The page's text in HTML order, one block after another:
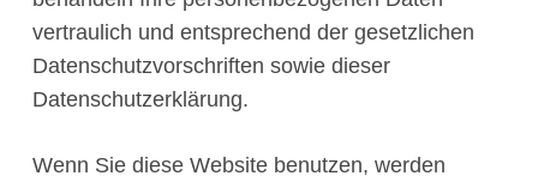
vertraulich und entsprechend der gesetzlichen
Datenschutzvorschriften sowie dieser
Datenschutzerklärung.
Wenn Sie diese Website benutzen, werden